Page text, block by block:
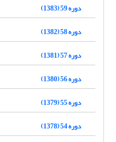
دوره 59 (1383)
دوره 58 (1382)
دوره 57 (1381)
دوره 56 (1380)
دوره 55 (1379)
دوره 54 (1378)